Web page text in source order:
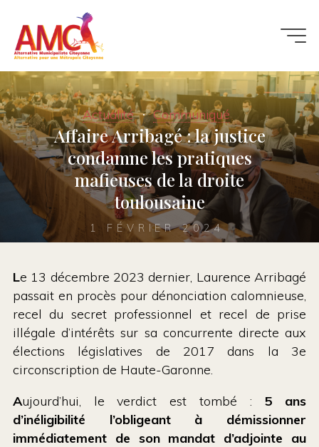
contenu
Actualité Communiqué
Affaire Arribagé : la justice
condamne les pratiques
mafieuses de la droite
toulousaine
1 FÉVRIER 2024
Le 13 décembre 2023 dernier, Laurence Arribagé
passait en procès pour dénonciation calomnieuse,
recel du secret professionnel et recel de prise
illégale d’intérêts sur sa concurrente directe aux
élections législatives de 2017 dans la 3e
circonscription de Haute-Garonne.
Aujourd’hui, le verdict est tombé : 5 ans
d’inéligibilité l’obligeant à démissionner
immédiatement de son mandat d’adjointe au